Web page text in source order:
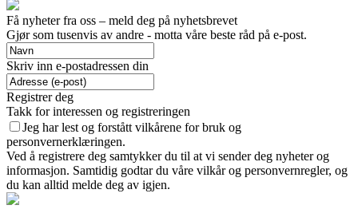
Få nyheter fra oss – meld deg på nyhetsbrevet
Gjør som tusenvis av andre - motta våre beste råd på e-post.
Skriv inn e-postadressen din
Registrer deg
Takk for interessen og registreringen
Jeg har lest og forstått vilkårene for bruk og
personvernerklæringen.
Ved å registrere deg samtykker du til at vi sender deg nyheter og
informasjon. Samtidig godtar du våre vilkår og personvernregler, og
du kan alltid melde deg av igjen.